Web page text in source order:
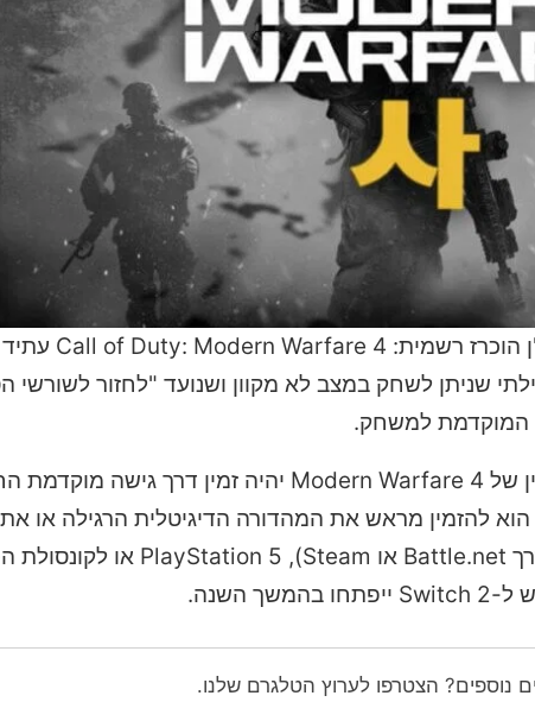
עלילתי שניתן לשחק במצב לא מקוון ושנועד "לחזור
המוקדמת למשחק.
נוספים? הצטרפו לערוץ הטלגרם שלנו.